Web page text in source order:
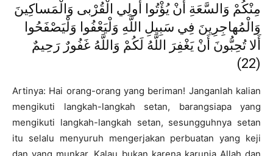
مِنْكُمْ وَالسَّعَةِ أَنْ يُؤْتُوا أُولِي الْقُرْبى وَالْمَساكِينَ
وَالْمُهاجِرِينَ فِي سَبِيلِ اللَّهِ وَلْيَعْفُوا وَلْيَصْفَحُوا
أَلا تُحِبُّونَ أَنْ يَغْفِرَ اللَّهُ لَكُمْ وَاللَّهُ غَفُورٌ رَحِيمٌ
(22)
Artinya: Hai orang-orang yang beriman! Janganlah kalian
mengikuti langkah-langkah setan, barangsiapa yang
mengikuti langkah-langkah setan, sesungguhnya setan
itu selalu menyuruh mengerjakan perbuatan yang keji
dan yang munkar. Kalau bukan karena karunia Allah dan